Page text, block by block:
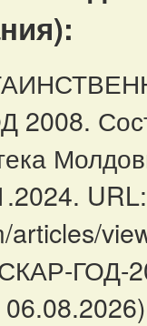
URL:
articles/
ГОД-